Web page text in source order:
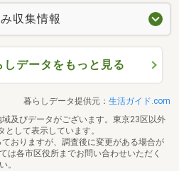
収集情報
しデータをもっと見る
暮らしデータ提供元： 生活ガイド.com
及びデータがございます。東京23区以外
して表示しています。
おりますが、調査後に変更がある場合が
は各市区役所までお問い合わせいただく
。